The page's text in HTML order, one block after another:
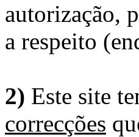
autorização,
a respeito
2) Este site
correcções